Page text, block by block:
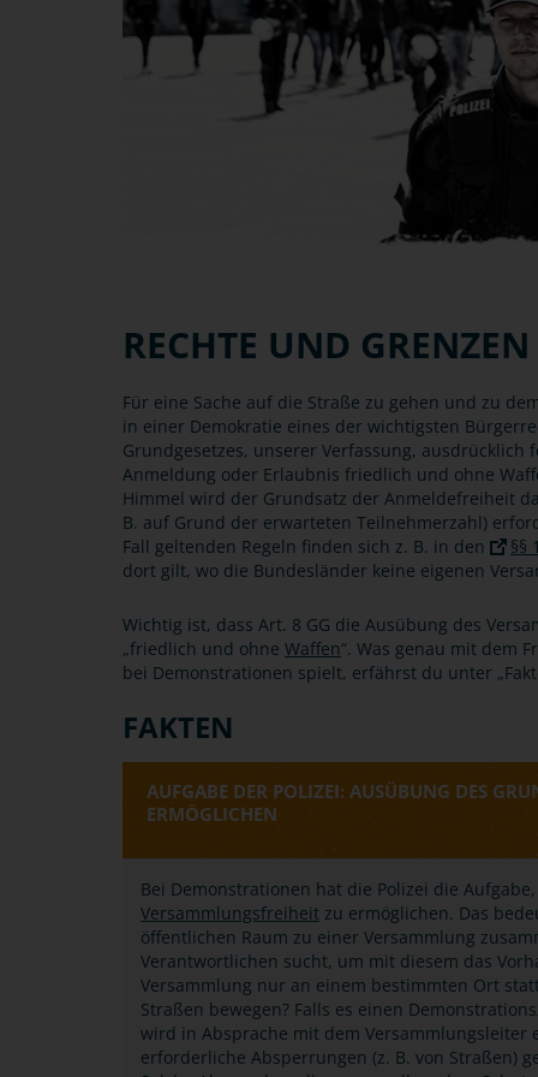
RECHTE UND
Für eine Sache auf die Straße zu gehen und zu
in einer Demokratie eines der wichtigsten
Grundgesetzes, unserer Verfassung, ausdrücklich
Anmeldung oder Erlaubnis friedlich und ohne
Himmel wird der Grundsatz der Anmeldefreiheit
B. auf Grund der erwarteten Teilnehmerzahl)
Fall geltenden Regeln finden sich z. B. in den
§§
dort gilt, wo die Bundesländer keine eigenen
Wichtig ist, dass Art. 8 GG die Ausübung des
„friedlich und ohne Waffen“. Was genau mit dem
bei Demonstrationen spielt, erfährst du unter
FAKTEN
AUFGABE DER POLIZEI: AUSÜBUNG DES
ERMÖGLICHEN
Bei Demonstrationen hat die Polizei die
Versammlungsfreiheit zu ermöglichen. Das
öffentlichen Raum zu einer Versammlung
Verantwortlichen sucht, um mit diesem das
Versammlung nur an einem bestimmten Ort
Straßen bewegen? Falls es einen
wird in Absprache mit dem Versammlungsleiter
erforderliche Absperrungen (z. B. von Straßen)